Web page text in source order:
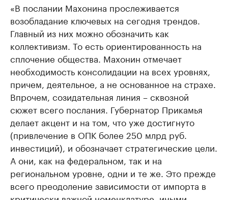
«В послании Махонина прослеживается
возобладание ключевых на сегодня трендов.
Главный из них можно обозначить как
коллективизм. То есть ориентированность на
сплочение общества. Махонин отмечает
необходимость консолидации на всех уровнях,
причем, деятельное, а не основанное на страхе.
Впрочем, созидательная линия – сквозной
сюжет всего послания. Губернатор Прикамья
делает акцент и на том, что уже достигнуто
(привлечение в ОПК более 250 млрд руб.
инвестиций), и обозначает стратегические цели.
А они, как на федеральном, так и на
региональном уровне, одни и те же. Это прежде
всего преодоление зависимости от импорта в